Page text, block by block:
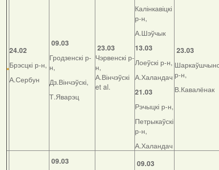
24.02
Брэсцкі р-н,
А.Сербун
09.03
Гродзенскі р-
н,
Дз.Вінчэўскі,
Т.Яварэц
23.03
Чэрвенскі р-
н,
А.Вінчэўскі
et al.
Калінкавіцкі
р-н,
А.Шэўчык
13.03
Лоеўскі р-н,
А.Халандач
21.03
Рэчыцкі р-н,
Петрыкаўскі
р-н,
А.Халандач
23.03
р-н,
В.Кавалёнак
09.03
09.03